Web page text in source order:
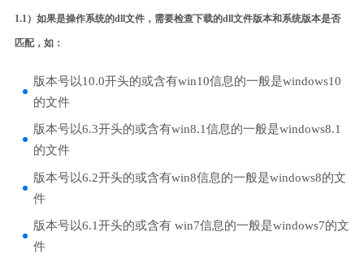
1.1）如果是操作系统的dll文件，需要检查下载的dll文件版本和系统版本是否
匹配，如：
版本号以10.0开头的或含有win10信息的一般是windows10
的文件
版本号以6.3开头的或含有win8.1信息的一般是windows8.1
的文件
版本号以6.2开头的或含有win8信息的一般是windows8的文
件
版本号以6.1开头的或含有 win7信息的一般是windows7的文
件